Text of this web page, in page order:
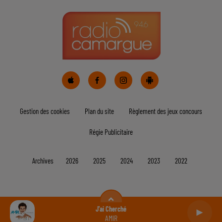
J'ai Cherché
AMIR
Taureau
Balance Scorpion